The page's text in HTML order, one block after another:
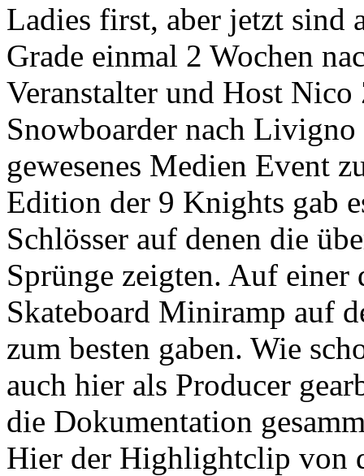
Ladies first, aber jetzt sind
Grade einmal 2 Wochen
Veranstalter und Host Nico
Snowboarder nach
gewesenes Medien Event
Edition der 9 Knights gab
Schlösser auf denen die
Sprünge zeigten. Auf einer
Skateboard Miniramp auf
zum besten gaben. Wie
auch hier als Producer
die Dokumentation
Hier der Highlightclip von